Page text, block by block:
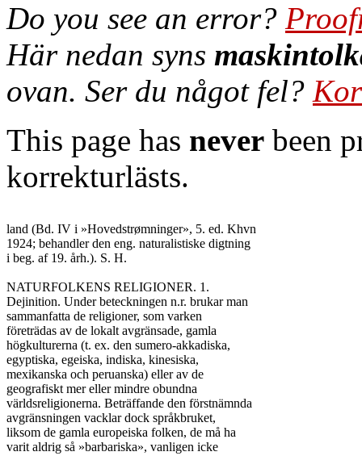
Do you see an error?
Här nedan syns
ovan. Ser du något fel?
This page has never been
korrekturlästs.
land (Bd. IV i »Hovedstrømninger», 5. ed. Khvn
1924; behandler den eng. naturalistiske digtning
i beg. af 19. årh.). S. H.
NATURFOLKENS RELIGIONER. 1.
Dejinition. Under beteckningen n.r. brukar man
sammanfatta de religioner, som varken
företrädas av de lokalt avgränsade, gamla
högkulturerna (t. ex. den sumero-akkadiska,
egyptiska, egeiska, indiska, kinesiska,
mexikanska och peruanska) eller av de
geografiskt mer eller mindre obundna
världsreligionerna. Beträffande den förstnämnda
avgränsningen vacklar dock språkbruket,
liksom de gamla europeiska folken, de må ha
varit aldrig så »barbariska», vanligen icke